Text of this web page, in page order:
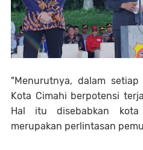
"Menurutnya, dalam
Kota Cimahi berpotensi
Hal itu disebabkan
merupakan perlintasan